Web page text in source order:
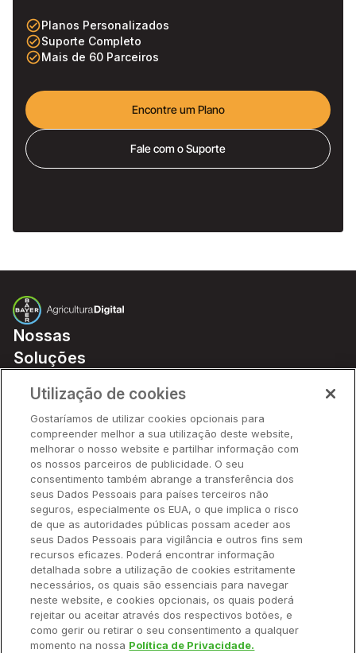
check_circle_outlinePlanos Personalizados
check_circle_outlineSuporte Completo
check_circle_outlineMais de 60 Parceiros
Encontre um Plano
Fale com o Suporte
Nossas
Soluções
Parceiros
Hardware
Ajuda Rápida
Recursos
Empresa
Contato
Utilização de cookies
Gostaríamos de utilizar cookies opcionais para
compreender melhor a sua utilização deste website,
melhorar o nosso website e partilhar informação com
os nossos parceiros de publicidade. O seu
consentimento também abrange a transferência dos
seus Dados Pessoais para países terceiros não
seguros, especialmente os EUA, o que implica o risco
de que as autoridades públicas possam aceder aos
seus Dados Pessoais para vigilância e outros fins sem
recursos eficazes. Poderá encontrar informação
detalhada sobre a utilização de cookies estritamente
necessários, os quais são essenciais para navegar
neste website, e cookies opcionais, os quais poderá
rejeitar ou aceitar através dos respectivos botões, e
como gerir ou retirar o seu consentimento a qualquer
momento na nossa Política de Privacidade.